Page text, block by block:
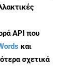
API που
και
σχετικά